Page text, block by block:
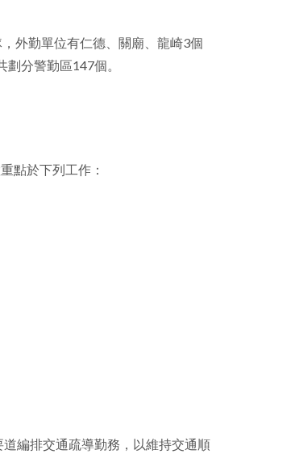
外勤單位有仁德、關廟、龍崎3個
分警勤區147個。
點於下列工作：
編排交通疏導勤務，以維持交通順